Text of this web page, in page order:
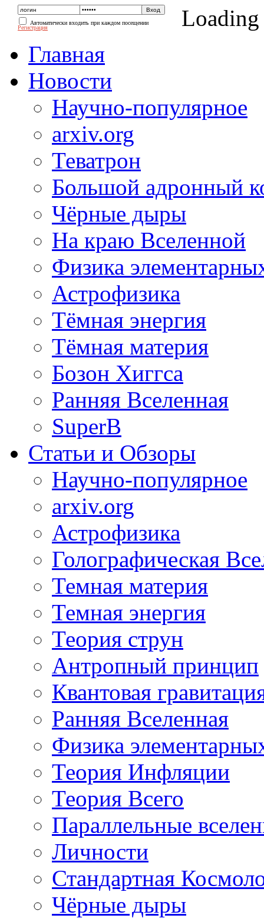
Автоматически входить при каждом посещении
Регистрация
Loading
Главная
Новости
Научно-популярное
arxiv.org
Теватрон
Большой адронный
Чёрные дыры
На краю Вселенной
Физика
Астрофизика
Тёмная энергия
Тёмная материя
Бозон Хиггса
Ранняя Вселенная
SuperB
Статьи и Обзоры
Научно-популярное
arxiv.org
Астрофизика
Голографическая
Темная материя
Темная энергия
Теория струн
Антропный принцип
Квантовая
Ранняя Вселенная
Физика
Теория Инфляции
Теория Всего
Параллельные
Личности
Стандартная
Чёрные дыры